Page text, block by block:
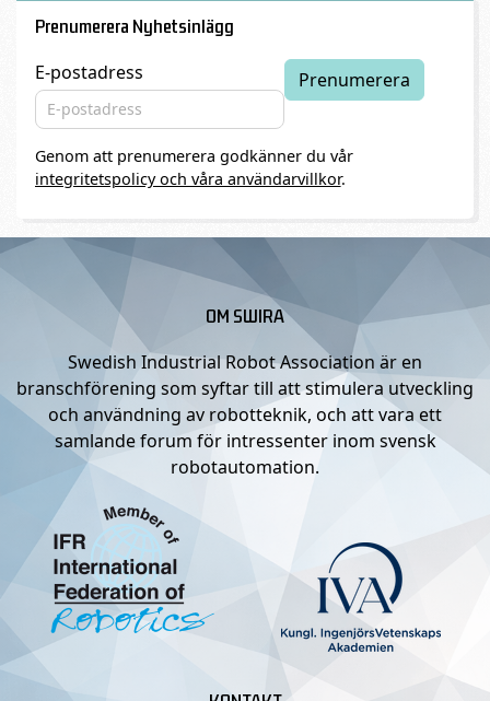
Prenumerera Nyhetsinlägg
E-postadress
Genom att prenumerera godkänner du vår
integritetspolicy och våra användarvillkor.
OM SWIRA
Swedish Industrial Robot Association är en
branschförening som syftar till att stimulera utveckling
och användning av robotteknik, och att vara ett
samlande forum för intressenter inom svensk
robotautomation.